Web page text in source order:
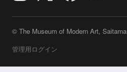
© The Museum of Modern Art, Saitama
管理用ログイン